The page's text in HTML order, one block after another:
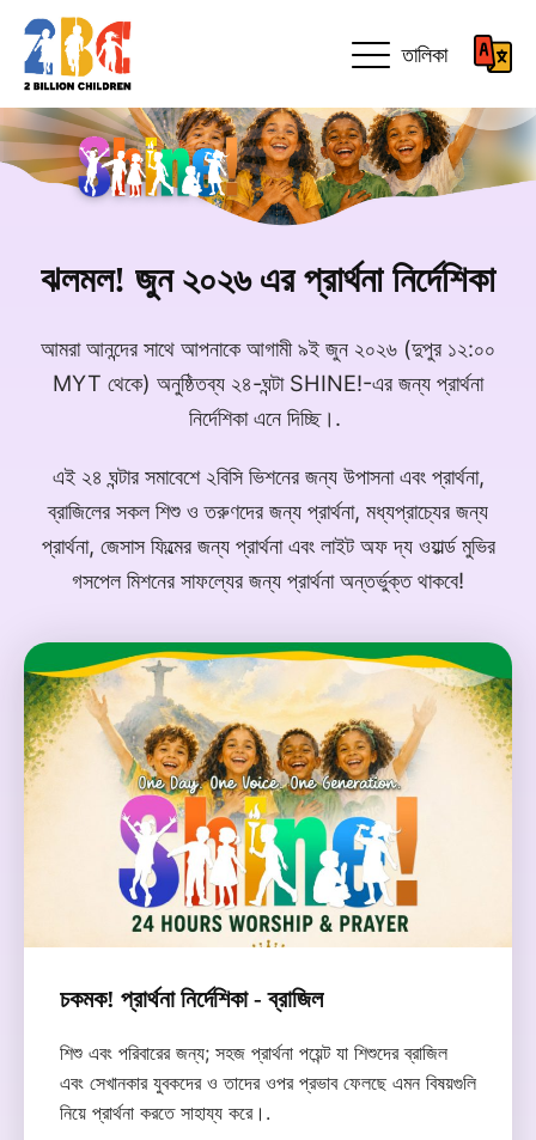
তালিকা
ঝলমল! জুন ২০২৬ এর প্রার্থনা নির্দেশিকা
আমরা আনন্দের সাথে আপনাকে আগামী ৯ই জুন ২০২৬ (দুপুর ১২:০০
MYT থেকে) অনুষ্ঠিতব্য ২৪-ঘন্টা SHINE!-এর জন্য প্রার্থনা
নির্দেশিকা এনে দিচ্ছি।.
এই ২৪ ঘন্টার সমাবেশে ২বিসি ভিশনের জন্য উপাসনা এবং প্রার্থনা,
ব্রাজিলের সকল শিশু ও তরুণদের জন্য প্রার্থনা, মধ্যপ্রাচ্যের জন্য
প্রার্থনা, জেসাস ফিল্মের জন্য প্রার্থনা এবং লাইট অফ দ্য ওয়ার্ল্ড মুভির
গসপেল মিশনের সাফল্যের জন্য প্রার্থনা অন্তর্ভুক্ত থাকবে!
চকমক! প্রার্থনা নির্দেশিকা - ব্রাজিল
শিশু এবং পরিবারের জন্য; সহজ প্রার্থনা পয়েন্ট যা শিশুদের ব্রাজিল
এবং সেখানকার যুবকদের ও তাদের ওপর প্রভাব ফেলছে এমন বিষয়গুলি
নিয়ে প্রার্থনা করতে সাহায্য করে।.